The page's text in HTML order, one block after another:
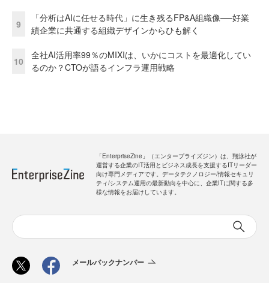
9
「分析はAIに任せる時代」に生き残るFP&A組織像──好業
績企業に共通する組織デザインからひも解く
10
全社AI活用率99％のMIXIは、いかにコストを最適化してい
るのか？CTOが語るインフラ運用戦略
「EnterpriseZine」（エンタープライズジン）は、翔泳社が
運営する企業のIT活用とビジネス成長を支援するITリーダー
向け専門メディアです。データテクノロジー/情報セキュリ
ティ/システム運用の最新動向を中心に、企業ITに関する多
様な情報をお届けしています。
メールバックナンバー